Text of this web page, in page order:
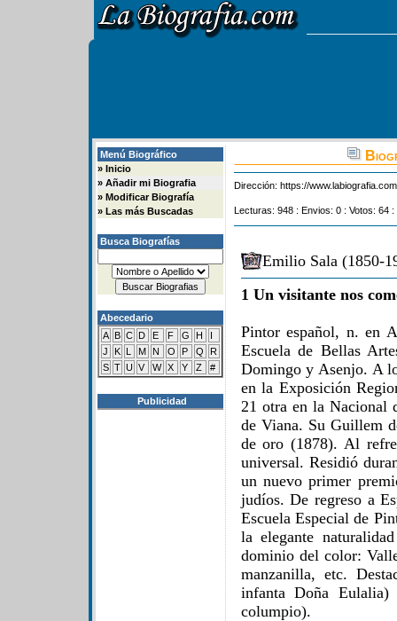
Menú Biográfico
» Inicio
» Añadir mi Biografia
» Modificar Biografía
» Las más Buscadas
Busca Biografías
Abecedario
A B C D E F G H
I
J
K L M N O P Q
R
S T U V W X Y Z #
Publicidad
Dirección: https://
Lecturas: 948 : Envios: 0 : Votos: 64
Emilio Sala (1850-
1 Un visitante nos
Pintor español, n. en
Escuela de Bellas
Domingo y Asenjo. A
en la Exposición
21 otra en la Nacional
de Viana. Su Guillem
de oro (1878). Al
universal. Residió
un nuevo primer
judíos. De regreso a
Escuela Especial de
la elegante
dominio del color:
manzanilla, etc.
infanta Doña
columpio).